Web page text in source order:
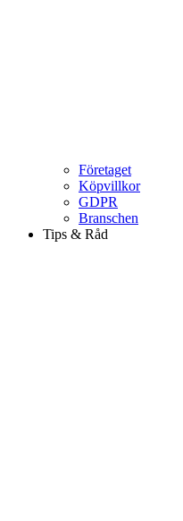
Företaget
Köpvillkor
GDPR
Branschen
Tips & Råd